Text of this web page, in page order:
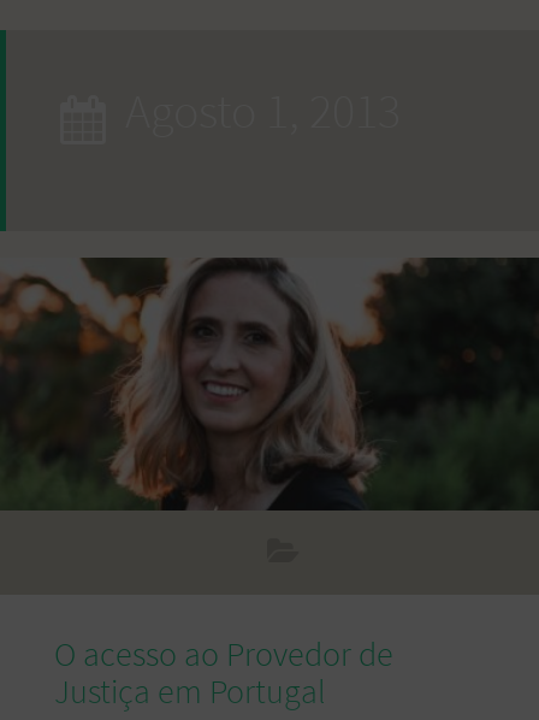
O acesso ao Provedor de
Justiça em Portugal